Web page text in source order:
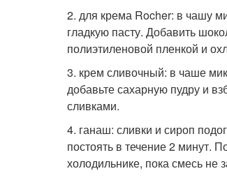
2. для крема Rocher: в чашу
гладкую пасту. Добавить
полиэтиленовой пленкой и
3. крем сливочный: в чаше
добавьте сахарную пудру и
сливками.
4. ганаш: сливки и сироп
постоять в течение 2 минут.
холодильнике, пока смесь не